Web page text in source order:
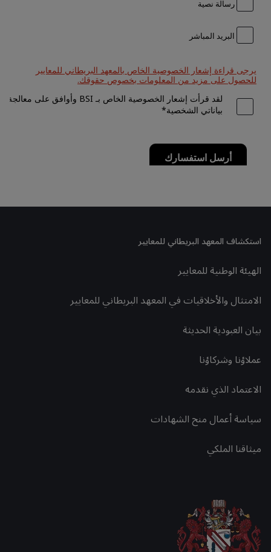
استكشاف المعهد البريطاني للمعايير
الهيئة الوطنية للمعايير
الامتثال والأخلاقيات في المعهد البريطاني للمعايير
بيان العبودية الحديثة
عملاؤنا وشركاؤنا
الاعتماد الذي نقدمه
سياسة أعمال منح الشهادات
ميثاقنا الملكي